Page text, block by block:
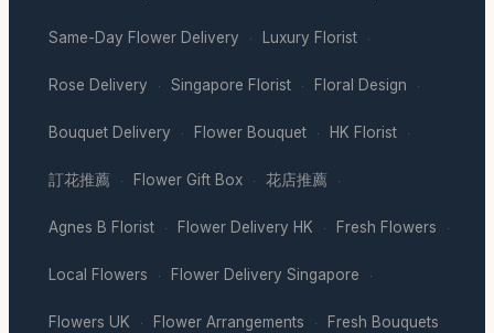
Same-Day Flower Delivery · Luxury Florist ·
Rose Delivery · Singapore Florist · Floral Design ·
Bouquet Delivery · Flower Bouquet · HK Florist ·
訂花推薦 · Flower Gift Box · 花店推薦 ·
Agnes B Florist · Flower Delivery HK · Fresh Flowers ·
Local Flowers · Flower Delivery Singapore ·
Flowers UK · Flower Arrangements · Fresh Bouquets